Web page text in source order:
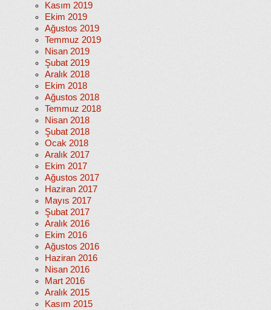
Kasım 2019
Ekim 2019
Ağustos 2019
Temmuz 2019
Nisan 2019
Şubat 2019
Aralık 2018
Ekim 2018
Ağustos 2018
Temmuz 2018
Nisan 2018
Şubat 2018
Ocak 2018
Aralık 2017
Ekim 2017
Ağustos 2017
Haziran 2017
Mayıs 2017
Şubat 2017
Aralık 2016
Ekim 2016
Ağustos 2016
Haziran 2016
Nisan 2016
Mart 2016
Aralık 2015
Kasım 2015